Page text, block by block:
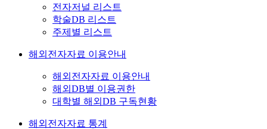
전자저널 리스트
학술DB 리스트
주제별 리스트
해외전자자료 이용안내
해외전자자료 이용안내
해외DB별 이용권한
대학별 해외DB 구독현황
해외전자자료 통계